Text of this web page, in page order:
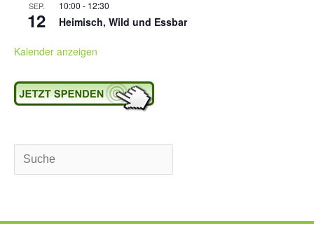
SEP.
12
10:00 - 12:30
Heimisch, Wild und Essbar
Kalender anzeigen
Suchen